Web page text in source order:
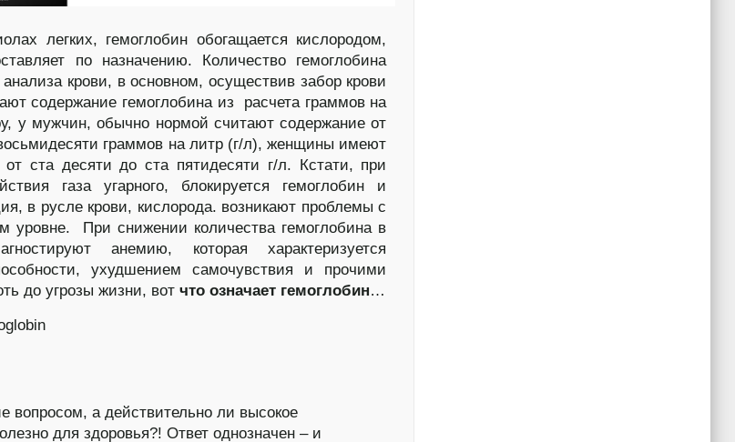
легких, гемоглобин обогащается кислородом,
по назначению. Количество гемоглобина
крови, в основном, осуществив забор крови
содержание гемоглобина из расчета граммов на
у мужчин, обычно нормой считают содержание от
граммов на литр (г/л), женщины имеют
от ста десяти до ста пятидесяти г/л. Кстати, при
газа угарного, блокируется гемоглобин и
в русле крови, кислорода. возникают проблемы с
уровне. При снижении количества гемоглобина в
анемию, которая характеризуется
ухудшением самочувствия и прочими
до угрозы жизни, вотчто означает гемоглобин…
вопросом, а действительно ли высокое
для здоровья?! Ответ однозначен – и